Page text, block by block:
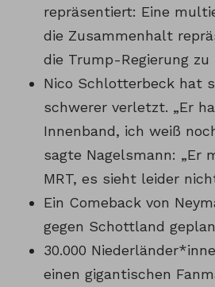
repräsentiert: Eine
die Zusammenhalt
die Trump-Regierung zu
Nico Schlotterbeck hat
schwerer verletzt. „Er
Innenband, ich weiß
sagte Nagelsmann: „Er
MRT, es sieht leider
Ein Comeback von
gegen Schottland
30.000
einen gigantischen